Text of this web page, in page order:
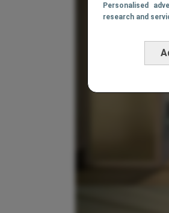
Personalised
research and